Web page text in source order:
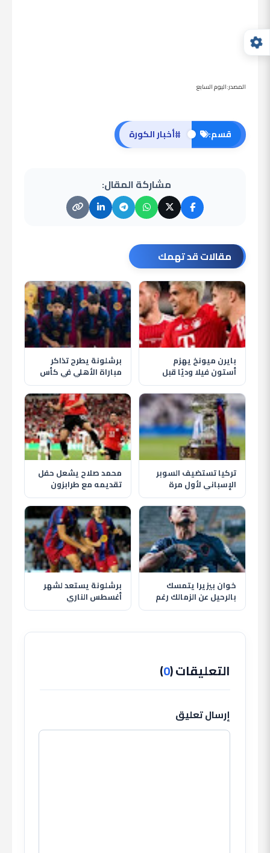
المصدر:اليوم السابع
قسم: #أخبار الكورة
مشاركة المقال:
مقالات قد تهمك
بايرن ميونخ يهزم
أستون فيلا وديًا قبل
انطلاق الموسم الجديد
برشلونة يطرح تذاكر
مباراة الأهلي في كأس
خوان جامبر قبل موقعة
كامب نو
تركيا تستضيف السوبر
الإسباني لأول مرة
بمشاركة برشلونة
وريال مدريد
محمد صلاح يشعل حفل
تقديمه مع طرابزون
سبور وسط استقبال
تاريخي للجماهير
خوان بيزيرا يتمسك
بالرحيل عن الزمالك رغم
قرار النادي وغموض
برشلونة يستعد لشهر
أغسطس الناري
بمواجهة الأهلي وظهور
التعليقات (0
)
إرسال تعليق